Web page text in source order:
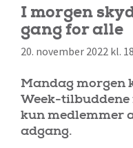
I morgen
gang for alle
20. november 2022 kl.
Mandag morgen
Week-
kun medlemmer
adgang.